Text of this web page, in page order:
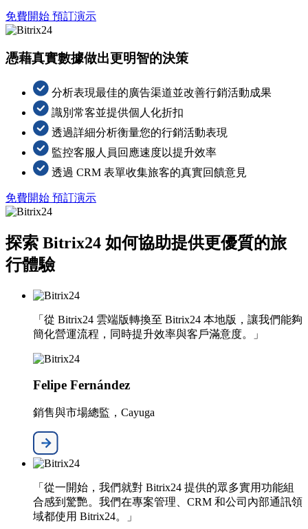
免費開始 預訂演示
憑藉真實數據做出更明智的決策
分析表現最佳的廣告渠道並改善行銷活動成果
識別常客並提供個人化折扣
透過詳細分析衡量您的行銷活動表現
監控客服人員回應速度以提升效率
透過 CRM 表單收集旅客的真實回饋意見
免費開始 預訂演示
探索 Bitrix24 如何協助提供更優質的旅
行體驗
「從 Bitrix24 雲端版轉換至 Bitrix24 本地版，讓我們能夠
簡化營運流程，同時提升效率與客戶滿意度。」
Felipe Fernández
銷售與市場總監，Cayuga
「從一開始，我們就對 Bitrix24 提供的眾多實用功能組
合感到驚艷。我們在專案管理、CRM 和公司內部通訊領
域都使用 Bitrix24。」